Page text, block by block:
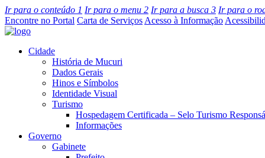
Ir para o conteúdo 1 Ir para o menu 2 Ir para a busca 3 Ir para o
Encontre no Portal Carta de Serviços Acesso à Informação
Cidade
História de Mucuri
Dados Gerais
Hinos e Símbolos
Identidade Visual
Turismo
Hospedagem Certificada – Selo Turismo
Informações
Governo
Gabinete